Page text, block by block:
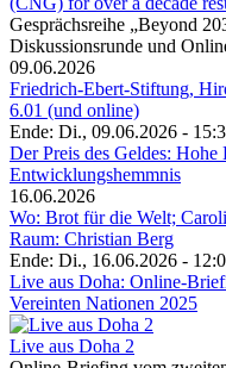
Gesprächsreihe „Beyond
Diskussionsrunde und
09.06.2026
Friedrich-Ebert-Stiftung,
6.01 (und online)
Ende: Di., 09.06.2026 -
Der Preis des Geldes: Hohe
Entwicklungshemmnis
16.06.2026
Wo: Brot für die Welt;
Raum: Christian Berg
Ende: Di., 16.06.2026 -
Live aus Doha: Online-
Vereinten Nationen 2025
Live aus Doha 2